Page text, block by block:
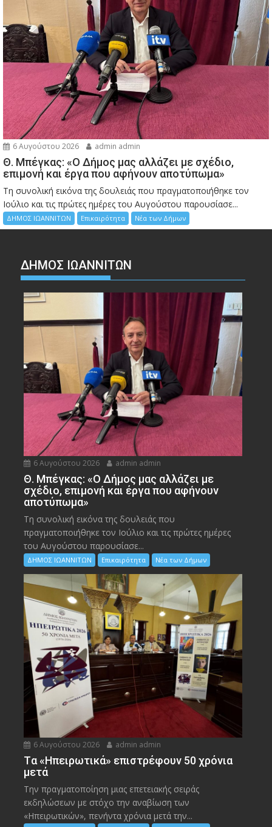
6 Αυγούστου 2026 admin admin
Θ. Μπέγκας: «Ο Δήμος μας αλλάζει με σχέδιο,
επιμονή και έργα που αφήνουν αποτύπωμα»
Τη συνολική εικόνα της δουλειάς που πραγματοποιήθηκε τον
Ιούλιο και τις πρώτες ημέρες του Αυγούστου παρουσίασε...
ΔΗΜΟΣ ΙΩΑΝΝΙΤΩΝ Επικαιρότητα Νέα των Δήμων
ΔΗΜΟΣ ΙΩΑΝΝΙΤΩΝ
6 Αυγούστου 2026 admin admin
Θ. Μπέγκας: «Ο Δήμος μας αλλάζει με
σχέδιο, επιμονή και έργα που αφήνουν
αποτύπωμα»
Τη συνολική εικόνα της δουλειάς που
πραγματοποιήθηκε τον Ιούλιο και τις πρώτες ημέρες
του Αυγούστου παρουσίασε...
ΔΗΜΟΣ ΙΩΑΝΝΙΤΩΝ Επικαιρότητα Νέα των Δήμων
6 Αυγούστου 2026 admin admin
Tα «Ηπειρωτικά» επιστρέφουν 50 χρόνια
μετά
Την πραγματοποίηση μιας επετειακής σειράς
εκδηλώσεων με στόχο την αναβίωση των
«Ηπειρωτικών», πενήντα χρόνια μετά την...